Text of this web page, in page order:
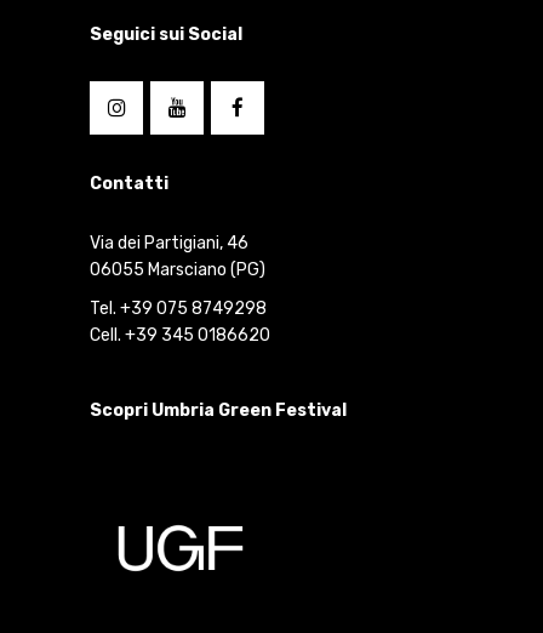
Seguici sui Social
Contatti
Via dei Partigiani, 46
06055 Marsciano (PG)
Tel. +39 075 8749298
Cell. +39 345 0186620
Scopri Umbria Green Festival